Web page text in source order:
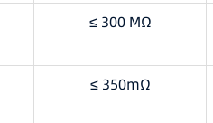
≤ 300 MΩ
≤ 350mΩ